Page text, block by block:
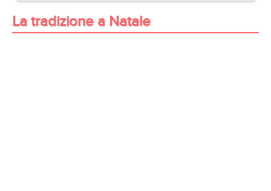
La tradizione a Natale